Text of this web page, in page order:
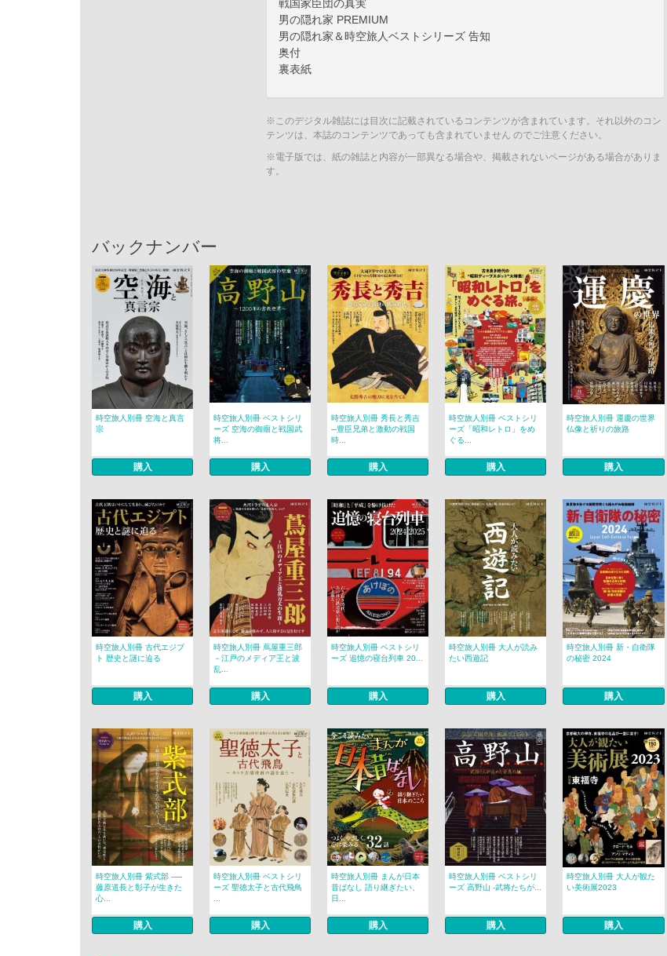
戦国家臣団の真実
男の隠れ家 PREMIUM
男の隠れ家＆時空旅人ベストシリーズ 告知
奥付
裏表紙
※このデジタル雑誌には目次に記載されているコンテンツが含まれています。それ以外のコン
テンツは、本誌のコンテンツであっても含まれていません のでご注意ください。
※電子版では、紙の雑誌と内容が一部異なる場合や、掲載されないページがある場合がありま
す。
バックナンバー
時空旅人別冊 空海と真言
宗
購入
時空旅人別冊 ベストシリ
ーズ 空海の御廟と戦国武
将...
購入
時空旅人別冊 秀長と秀吉
─豊臣兄弟と激動の戦国
時...
購入
時空旅人別冊 ベストシリ
ーズ「昭和レトロ」をめ
ぐる...
購入
時空旅人別冊 運慶の世界
仏像と祈りの旅路
購入
時空旅人別冊 古代エジプ
ト 歴史と謎に迫る
購入
時空旅人別冊 蔦屋重三郎
－江戸のメディア王と波
乱...
購入
時空旅人別冊 ベストシリ
ーズ 追憶の寝台列車 20...
購入
時空旅人別冊 大人が読み
たい西遊記
購入
時空旅人別冊 新・自衛隊
の秘密 2024
購入
時空旅人別冊 紫式部 ──
藤原道長と彰子が生きた
心...
購入
時空旅人別冊 ベストシリ
ーズ 聖徳太子と古代飛鳥
購入
時空旅人別冊 まんが日本
昔ばなし 語り継ぎたい、
日...
購入
時空旅人別冊 ベストシリ
ーズ 高野山 -武将たちが...
購入
時空旅人別冊 大人が観た
い美術展2023
購入